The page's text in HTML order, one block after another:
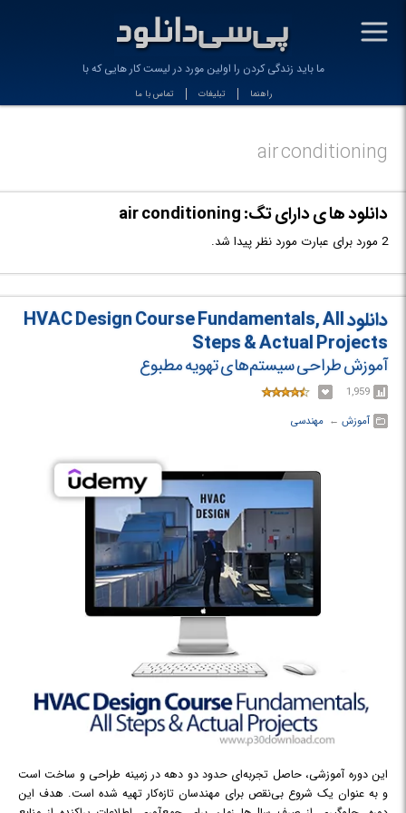
-
ما باید زندگی کردن را اولین مورد در لیست کار هایی که باید
راهنما تبلیغات تماس با ما
air conditioning
دانلود ها ی دارای تگ: air conditioning
2 مورد برای عبارت مورد نظر پیدا شد.
دانلود HVAC Design Course Fundamentals, All
Steps & Actual Projects
آموزش طراحی سیستم‌های تهویه مطبوع
1,959
آموزش ← ‏ مهندسی
این دوره آموزشی، حاصل تجربه‌ای حدود دو دهه در زمینه طراحی و ساخت است
و به عنوان یک شروع بی‌نقص برای مهندسان تازه‌کار تهیه شده است. هدف این